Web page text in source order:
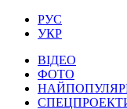
РУС
УКР
ВІДЕО
ФОТО